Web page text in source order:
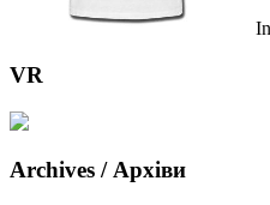
VR
Archives / Архіви